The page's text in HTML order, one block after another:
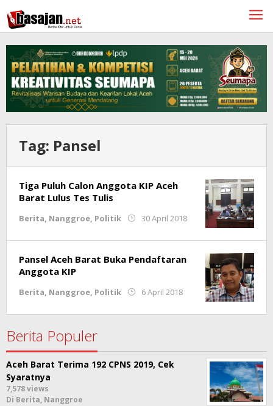
ke
konten
Tag: Pansel
Tiga Puluh Calon Anggota KIP Aceh
Barat Lulus Tes Tulis
Berita, Nanggroe, Politik 30 April 2018
oleh
Redaksi
Pansel Aceh Barat Buka Pendaftaran
Anggota KIP
Berita, Nanggroe, Politik 6 April 2018
oleh
Redaksi
Berita Populer
Aceh Barat Terima 192 CPNS 2019, Cek
Syaratnya
7,578 views
Di Berita, Nanggroe